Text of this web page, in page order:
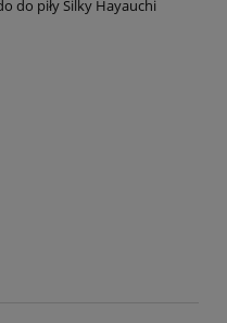
do piły Silky Hayauchi
płatności